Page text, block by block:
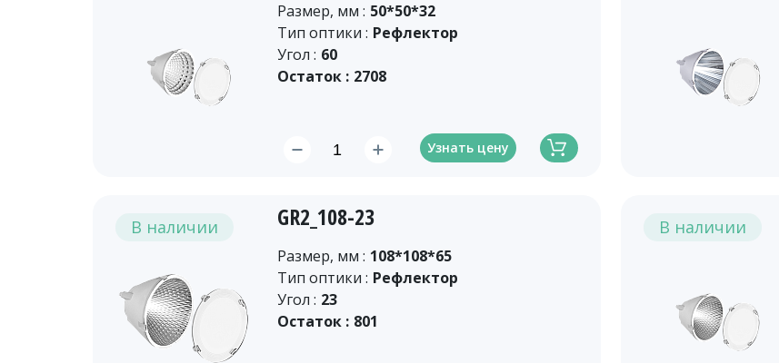
Размер, мм : 50*50*32
Тип оптики : Рефлектор
Угол : 60
Остаток : 2708
Узнать цену
В наличии GR2_108-23
Размер, мм : 108*108*65
Тип оптики : Рефлектор
Угол : 23
Остаток : 801
В наличии